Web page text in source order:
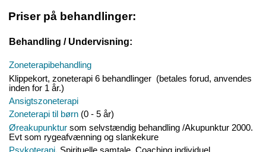
Priser på behandlinger:
Behandling / Undervisning:
Zoneterapibehandling
Klippekort, zoneterapi 6 behandlinger (betales forud, anvendes
inden for 1 år.)
Ansigtszoneterapi
Zoneterapi til børn(0 - 5 år)
Øreakupunktursom selvstændig behandling /Akupunktur 2000.
Evt som rygeafvænning og slankekure